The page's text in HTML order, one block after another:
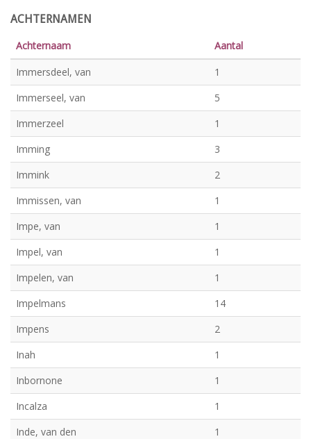
ACHTERNAMEN
Achternaam
Aantal
Immersdeel, van
1
Immerseel, van
5
Immerzeel
1
Imming
3
Immink
2
Immissen, van
1
Impe, van
1
Impel, van
1
Impelen, van
1
Impelmans
14
Impens
2
Inah
1
Inbornone
1
Incalza
1
Inde, van den
1